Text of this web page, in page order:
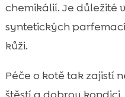
chemikálií. Je důležité
syntetických
kůži.
Péče o kotě tak zajistí